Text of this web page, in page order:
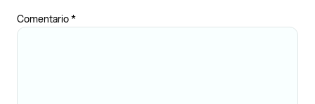
Comentario*